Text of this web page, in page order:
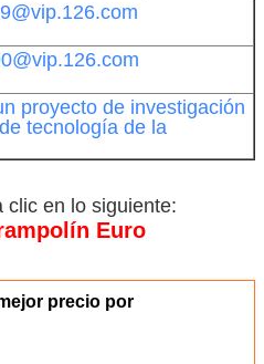
proyecto de investigación
tecnología de la
clic en lo siguiente:
Euro
precio por